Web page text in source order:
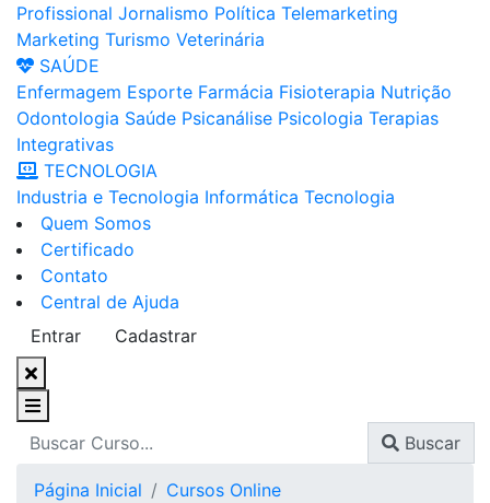
Profissional Jornalismo Política Telemarketing
Marketing Turismo Veterinária
SAÚDE
Enfermagem Esporte Farmácia Fisioterapia Nutrição
Odontologia Saúde Psicanálise Psicologia Terapias
Integrativas
TECNOLOGIA
Industria e Tecnologia Informática Tecnologia
Quem Somos
Certificado
Contato
Central de Ajuda
Entrar
Cadastrar
Buscar
Página Inicial
Cursos Online